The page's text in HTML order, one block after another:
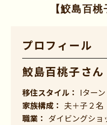
【鮫島百
プロフィール
鮫島百桃子さん
移住スタイル： Iターン
家族構成： 夫＋子２名
職業： ダイビングショ